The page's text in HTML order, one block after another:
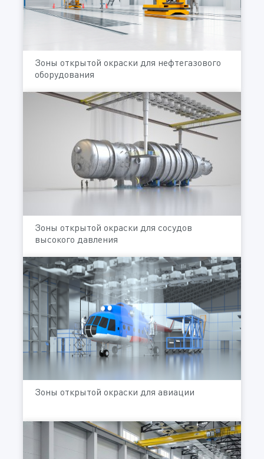
Зоны открытой окраски для нефтегазового
оборудования
Зоны открытой окраски для сосудов
высокого давления
Зоны открытой окраски для авиации